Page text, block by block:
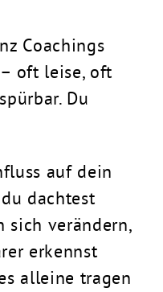
Coachings
oft leise, oft
Du
auf dein
dachtest
sich verändern,
erkennst
alleine tragen